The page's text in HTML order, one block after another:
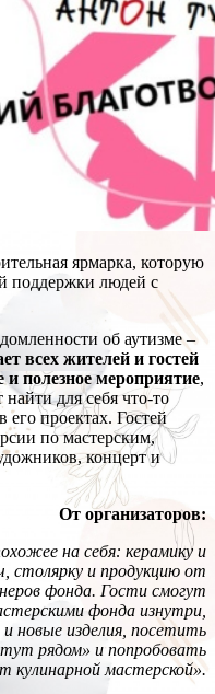
ярмарка, которую
поддержки людей с
об аутизме –
всех жителей и гостей
и полезное мероприятие,
для себя что-то
его проектах. Гостей
по мастерским,
концерт и
От организаторов:
на себя: керамику и
столярку и продукцию от
фонда. Гости смогут
фонда изнутри,
новые изделия, посетить
рядом» и попробовать
кулинарной мастерской».